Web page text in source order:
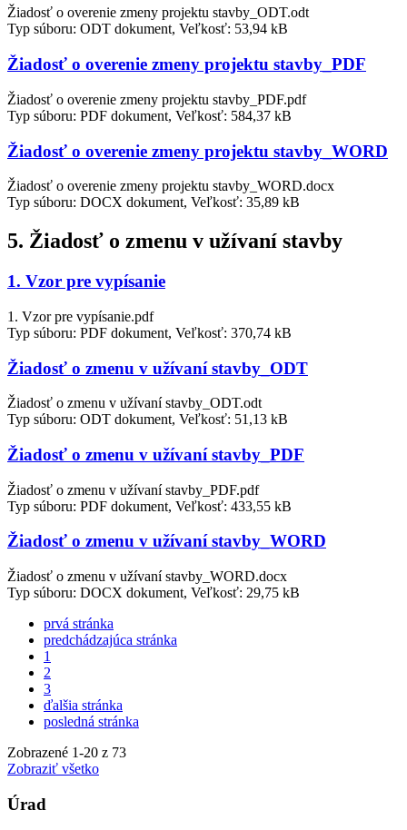
Žiadosť o overenie zmeny projektu stavby_ODT.odt
Typ súboru: ODT dokument, Veľkosť: 53,94 kB
Žiadosť o overenie zmeny projektu stavby_PDF
Žiadosť o overenie zmeny projektu stavby_PDF.pdf
Typ súboru: PDF dokument, Veľkosť: 584,37 kB
Žiadosť o overenie zmeny projektu stavby_WORD
Žiadosť o overenie zmeny projektu stavby_WORD.docx
Typ súboru: DOCX dokument, Veľkosť: 35,89 kB
5. Žiadosť o zmenu v užívaní stavby
1. Vzor pre vypísanie
1. Vzor pre vypísanie.pdf
Typ súboru: PDF dokument, Veľkosť: 370,74 kB
Žiadosť o zmenu v užívaní stavby_ODT
Žiadosť o zmenu v užívaní stavby_ODT.odt
Typ súboru: ODT dokument, Veľkosť: 51,13 kB
Žiadosť o zmenu v užívaní stavby_PDF
Žiadosť o zmenu v užívaní stavby_PDF.pdf
Typ súboru: PDF dokument, Veľkosť: 433,55 kB
Žiadosť o zmenu v užívaní stavby_WORD
Žiadosť o zmenu v užívaní stavby_WORD.docx
Typ súboru: DOCX dokument, Veľkosť: 29,75 kB
prvá stránka
predchádzajúca stránka
1
2
3
ďalšia stránka
posledná stránka
Zobrazené 1-20 z 73
Zobraziť všetko
Úrad